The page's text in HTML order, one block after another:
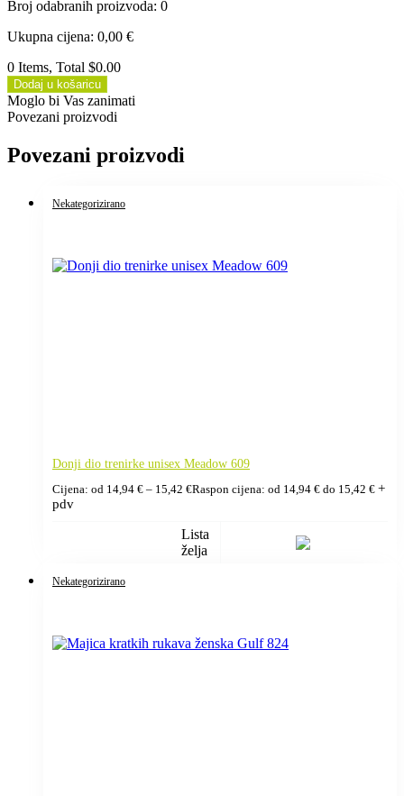
Broj odabranih proizvoda: 0
Ukupna cijena: 0,00 €
0 Items, Total $0.00
Dodaj u košaricu
Moglo bi Vas zanimati
Povezani proizvodi
Povezani proizvodi
Nekategorizirano
Donji dio trenirke unisex Meadow 609
Cijena: od 14,94 € – 15,42 €Raspon cijena: od 14,94 € do 15,42 € +
pdv
Lista
želja
Nekategorizirano